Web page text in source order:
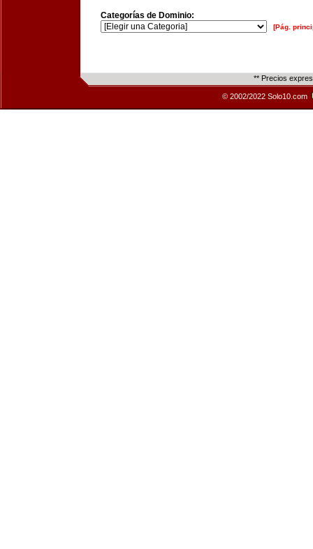
Categorías de Dominio:
[Pág.
** Precios
© 2002/2022 Solo10.com